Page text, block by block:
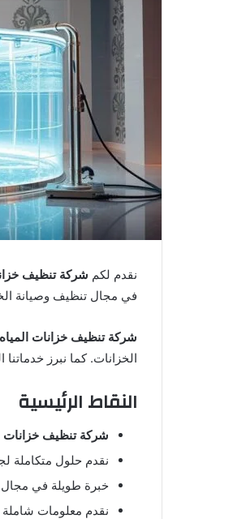
نقدم لكم شركة تنظيف
في مجال تنظيف وصيانة
شركة تنظيف خزانات
الخزانات. كما نبرز خدماتنا
النقاط الرئيسية
شركة تنظيف خزانات
نقدم حلول متكاملة
خبرة طويلة في مجال
نقدم معلومات شاملة